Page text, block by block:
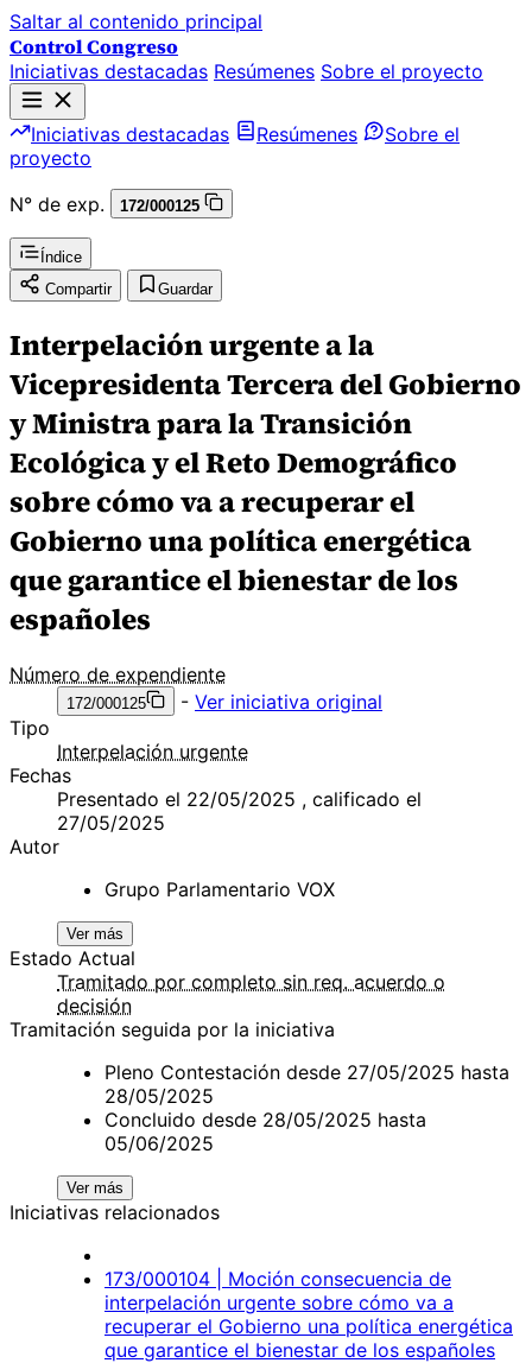
Saltar al contenido principal
Control Congreso
Iniciativas destacadas Resúmenes Sobre el proyecto
Iniciativas destacadas Resúmenes
Sobre el
proyecto
N° de exp.
172/000125
Índice
Compartir
Guardar
Interpelación urgente a la
Vicepresidenta Tercera del Gobierno
y Ministra para la Transición
Ecológica y el Reto Demográfico
sobre cómo va a recuperar el
Gobierno una política energética
que garantice el bienestar de los
españoles
Número de expendiente
172/000125 - Ver iniciativa original
Tipo
Interpelación urgente
Fechas
Presentado el 22/05/2025 , calificado el
27/05/2025
Autor
Grupo Parlamentario VOX
Ver más
Estado Actual
Tramitado por completo sin req. acuerdo o
decisión
Tramitación seguida por la iniciativa
Pleno Contestación desde 27/05/2025 hasta
28/05/2025
Concluido desde 28/05/2025 hasta
05/06/2025
Ver más
Iniciativas relacionados
173/000104 | Moción consecuencia de
interpelación urgente sobre cómo va a
recuperar el Gobierno una política energética
que garantice el bienestar de los españoles